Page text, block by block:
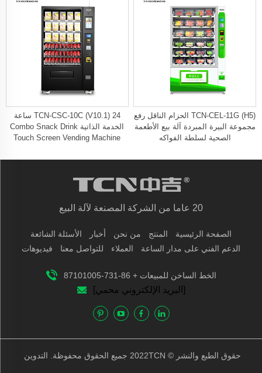
TCN-CSC-10C (V10.1) 24 ساعة
الخدمة الذاتية Combo Snack Drink
Touch Screen Vending Machine
TCN-CEL-11G (H5) الحزام الناقل رفع
مجموعة البيرة المبردة آلة بيع الأطعمة
الصحية لسلطة الفواكه
20 عاما من الشركة المصنعة لآلة البيع
الصفحة الرئيسية المنتج من نحن أخبار
الأسئلة الشائعة
الدعم الفني على مدار الساعة
العملاء للتواصل معنا فيديوهات
الخط الساخن للمبيعات + 86-731-87101005
[البريد الإلكتروني محمي]
حقوق الطبع والنشر © 2022TCN جميع الحقوق محفوظة. التدوين